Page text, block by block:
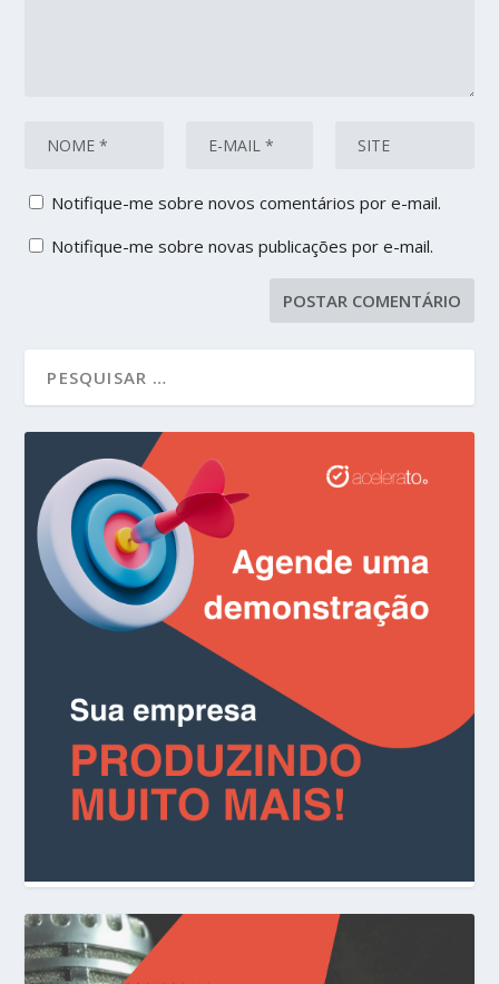
Notifique-me sobre novos comentários por e-mail.
Notifique-me sobre novas publicações por e-mail.